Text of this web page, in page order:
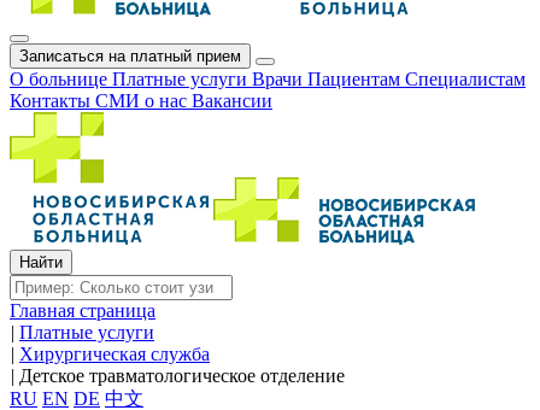
Записаться на платный прием
О больнице Платные услуги Врачи Пациентам Специалистам
Контакты СМИ о нас Вакансии
Главная страница
| Платные услуги
| Хирургическая служба
| Детское травматологическое отделение
RU EN DE 中文